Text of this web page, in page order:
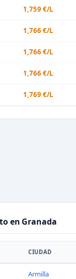
1,759 €/L
1,766 €/L
1,766 €/L
1,766 €/L
1,769 €/L
en Granada
CIUDAD
Armilla